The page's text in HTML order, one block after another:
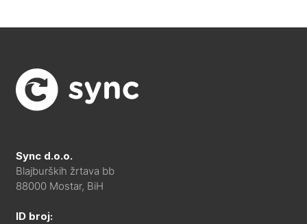
Sync d.o.o.
Blajburških žrtava bb
88000 Mostar, BiH
ID broj: